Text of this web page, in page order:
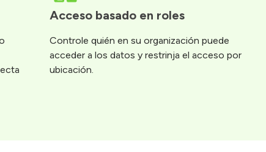
Acceso basado en roles
Controle quién en su organización puede
acceder a los datos y restrinja el acceso por
ubicación.